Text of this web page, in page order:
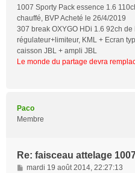
1007 Sporty Pack essence 1.6
chauffé, BVP Acheté le 26/4/2019
307 break OXYGO HDi 1.6 92ch de
régulateur+limiteur, KML + Ecran
caisson JBL + ampli JBL
Le monde du partage devra
Paco
Membre
Re: faisceau attelage
M
mardi 19 août 2014, 22:27:13